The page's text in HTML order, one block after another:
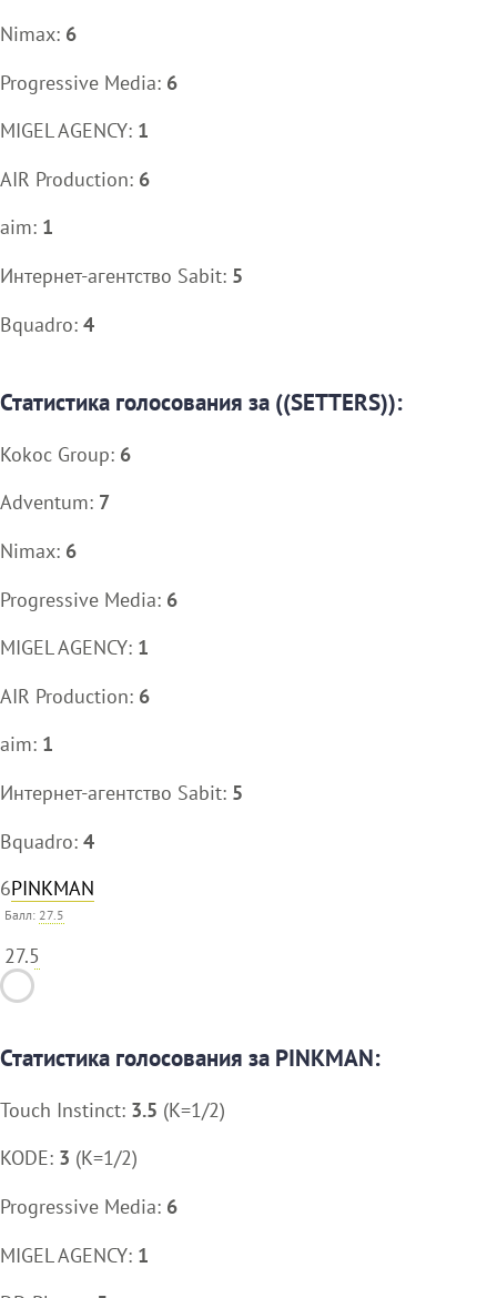
Nimax: 6
Progressive Media: 6
MIGEL AGENCY: 1
AIR Production: 6
aim: 1
Интернет-агентство Sabit: 5
Bquadro: 4
Статистика голосования за ((SETTERS)):
Kokoc Group: 6
Adventum: 7
Nimax: 6
Progressive Media: 6
MIGEL AGENCY: 1
AIR Production: 6
aim: 1
Интернет-агентство Sabit: 5
Bquadro: 4
6PINKMAN
Балл: 27.5
27.5
Статистика голосования за PINKMAN:
Touch Instinct: 3.5 (K=1/2)
KODE: 3 (K=1/2)
Progressive Media: 6
MIGEL AGENCY: 1